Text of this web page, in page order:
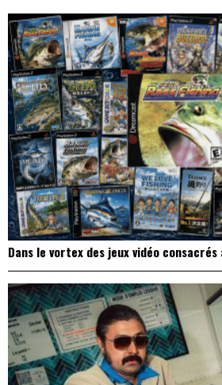
Dans le vortex des jeux vidéo consacrés